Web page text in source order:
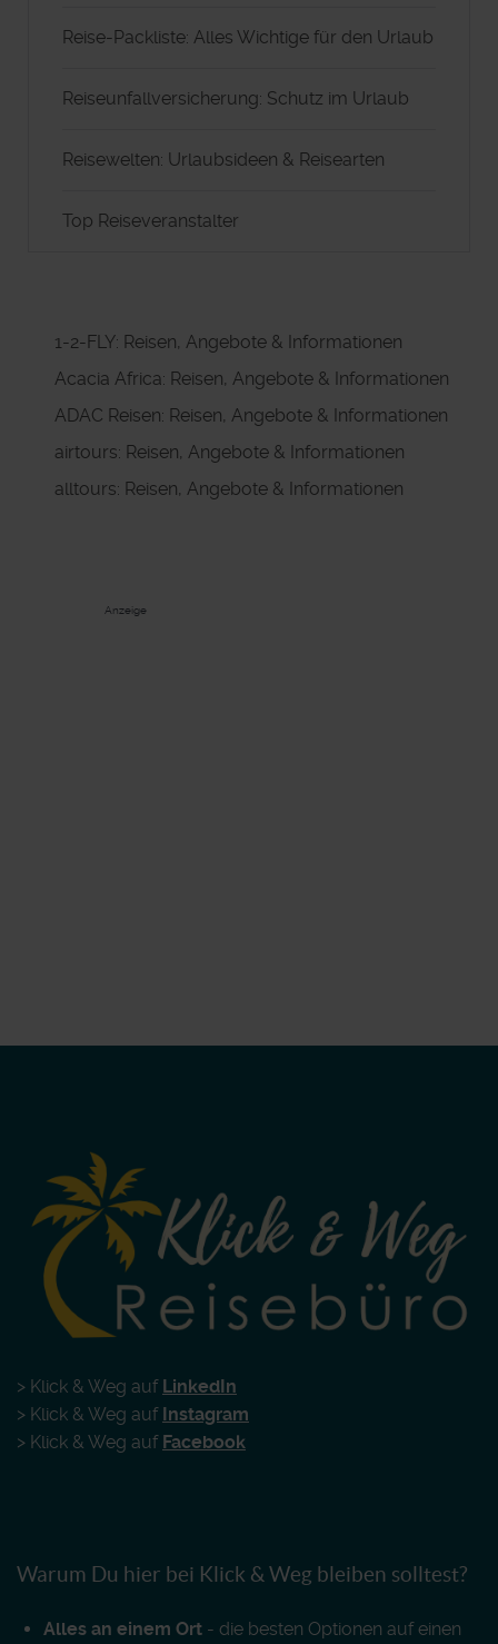
Reise-Packliste: Alles Wichtige für den Urlaub
Reiseunfallversicherung: Schutz im Urlaub
Reisewelten: Urlaubsideen & Reisearten
Top Reiseveranstalter
1-2-FLY: Reisen, Angebote & Informationen
Acacia Africa: Reisen, Angebote & Informationen
ADAC Reisen: Reisen, Angebote & Informationen
airtours: Reisen, Angebote & Informationen
alltours: Reisen, Angebote & Informationen
Anzeige
> Klick & Weg auf LinkedIn
> Klick & Weg auf Instagram
> Klick & Weg auf Facebook
Warum Du hier bei Klick & Weg bleiben solltest?
Alles an einem Ort - die besten Optionen auf einen